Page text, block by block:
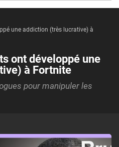
une addiction (très lucrative) à
ont développé une
à Fortnite
pour manipuler les